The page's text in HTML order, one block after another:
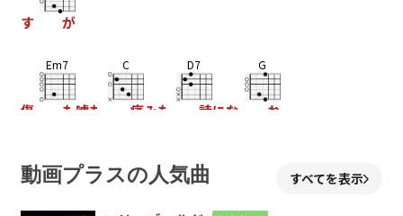
す が
傷
Em7
も嘘も
C
痛みも
D7
詩にな
G
れ
動画プラスの人気曲 すべてを表示